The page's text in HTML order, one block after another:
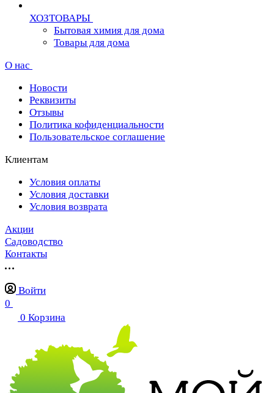
ХОЗТОВАРЫ
Бытовая химия для дома
Товары для дома
О нас
Новости
Реквизиты
Отзывы
Политика кофиденциальности
Пользовательское соглашение
Клиентам
Условия оплаты
Условия доставки
Условия возврата
Акции
Садоводство
Контакты
Войти
0
0 Корзина